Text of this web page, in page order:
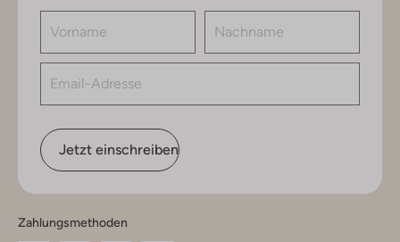
Jetzt einschreiben
Zahlungsmethoden